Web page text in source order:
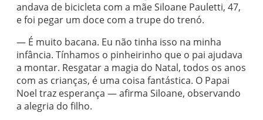
andava de bicicleta com a mãe Siloane Pauletti, 47,
e foi pegar um doce com a trupe do trenó.
— É muito bacana. Eu não tinha isso na minha
infância. Tínhamos o pinheirinho que o pai ajudava
a montar. Resgatar a magia do Natal, todos os anos
com as crianças, é uma coisa fantástica. O Papai
Noel traz esperança — afirma Siloane, observando
a alegria do filho.